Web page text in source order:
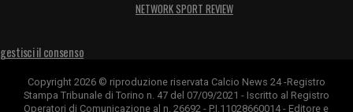
NETWORK SPORT REVIEW
gestisci il consenso
Copyright 2026 © riproduzione riservata Calcio News 24 -Registro
Stampa Tribunale di Torino n. 47 del 07/09/2021 - Iscritto al Registro
Operatori di Comunicazione al n. 26692 - P.I.11028660014 - Editore e